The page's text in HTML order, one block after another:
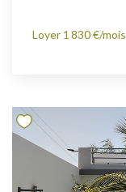
Loyer 1 830 €/mois